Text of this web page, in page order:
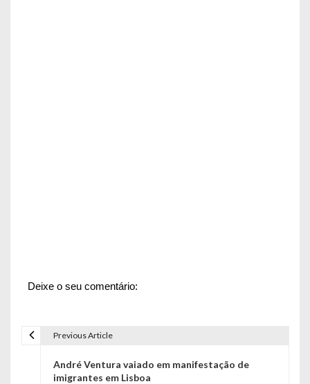
Deixe o seu comentário:
Previous Article
André Ventura vaiado em manifestação de
imigrantes em Lisboa